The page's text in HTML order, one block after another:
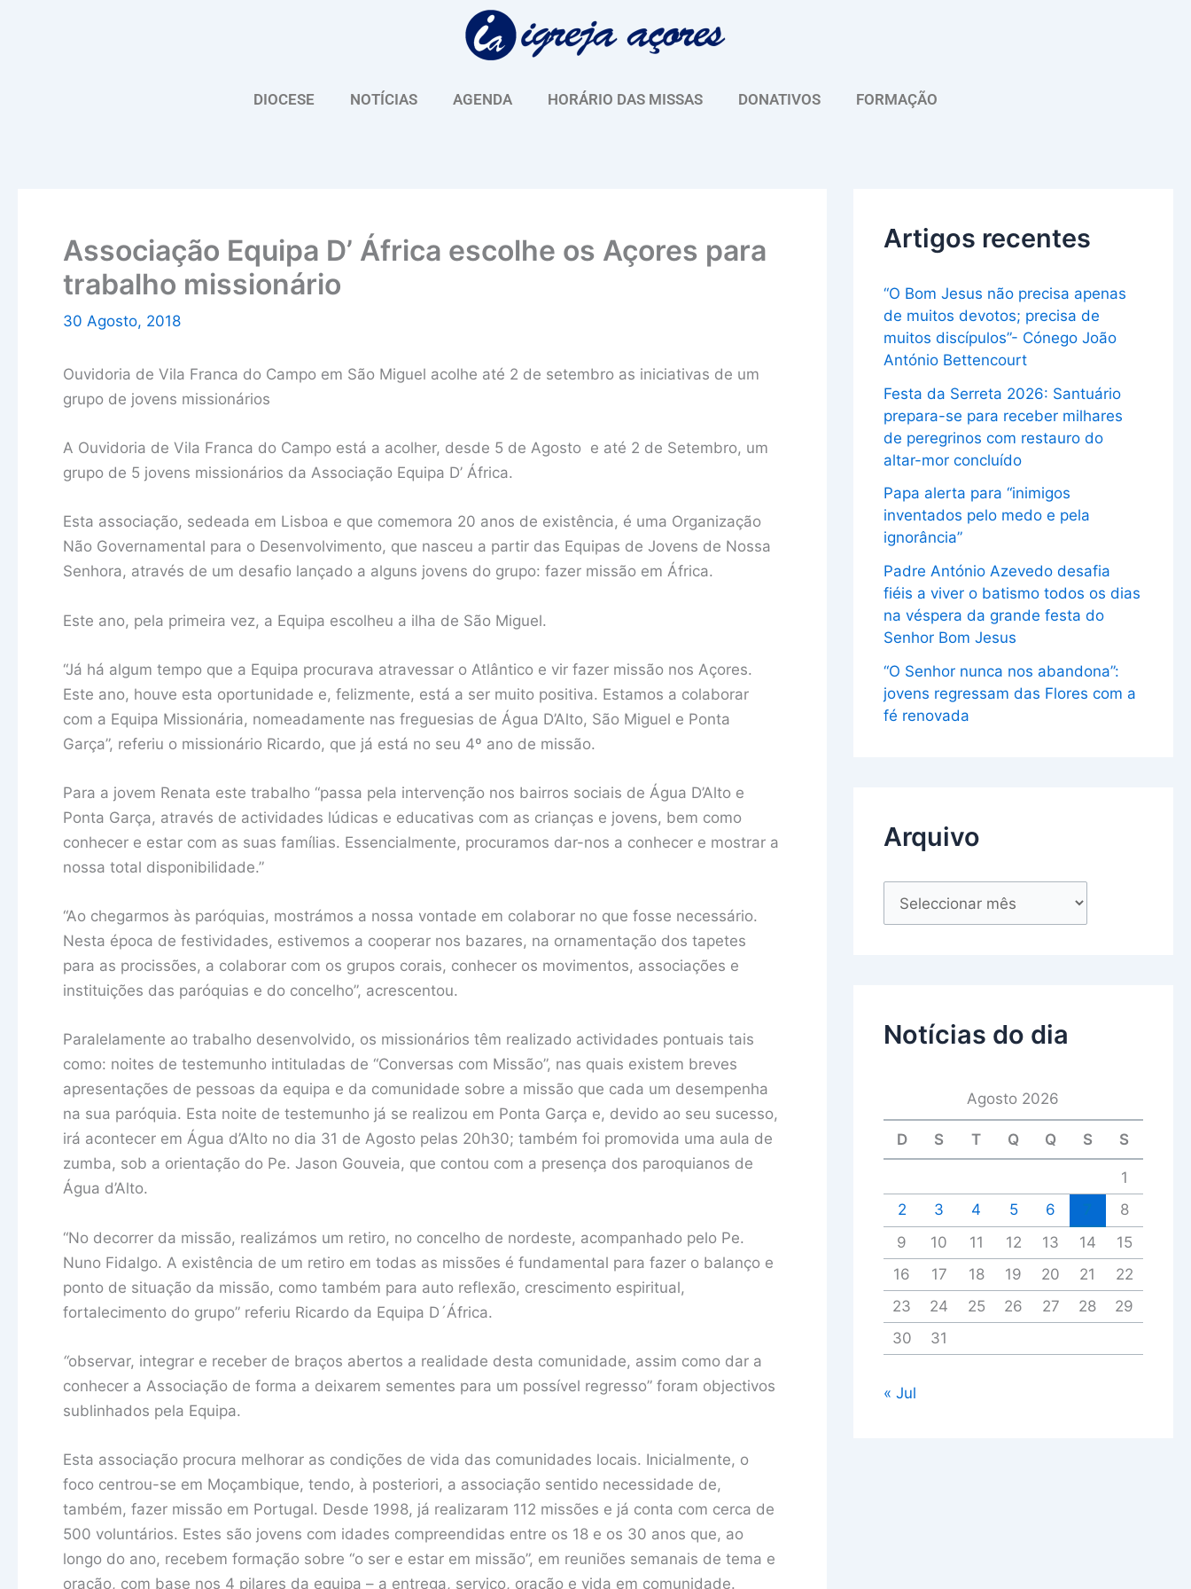
DIOCESE NOTÍCIAS AGENDA HORÁRIO DAS MISSAS DONATIVOS FORMAÇÃO
Associação Equipa D’ África escolhe os Açores para
trabalho missionário
30 Agosto, 2018
Ouvidoria de Vila Franca do Campo em São Miguel acolhe até 2 de setembro as iniciativas de um
grupo de jovens missionários
A Ouvidoria de Vila Franca do Campo está a acolher, desde 5 de Agosto e até 2 de Setembro, um
grupo de 5 jovens missionários da Associação Equipa D’ África.
Esta associação, sedeada em Lisboa e que comemora 20 anos de existência, é uma Organização
Não Governamental para o Desenvolvimento, que nasceu a partir das Equipas de Jovens de Nossa
Senhora, através de um desafio lançado a alguns jovens do grupo: fazer missão em África.
Este ano, pela primeira vez, a Equipa escolheu a ilha de São Miguel.
“Já há algum tempo que a Equipa procurava atravessar o Atlântico e vir fazer missão nos Açores.
Este ano, houve esta oportunidade e, felizmente, está a ser muito positiva. Estamos a colaborar
com a Equipa Missionária, nomeadamente nas freguesias de Água D’Alto, São Miguel e Ponta
Garça”, referiu o missionário Ricardo, que já está no seu 4º ano de missão.
Para a jovem Renata este trabalho “passa pela intervenção nos bairros sociais de Água D’Alto e
Ponta Garça, através de actividades lúdicas e educativas com as crianças e jovens, bem como
conhecer e estar com as suas famílias. Essencialmente, procuramos dar-nos a conhecer e mostrar a
nossa total disponibilidade.”
“Ao chegarmos às paróquias, mostrámos a nossa vontade em colaborar no que fosse necessário.
Nesta época de festividades, estivemos a cooperar nos bazares, na ornamentação dos tapetes
para as procissões, a colaborar com os grupos corais, conhecer os movimentos, associações e
instituições das paróquias e do concelho”, acrescentou.
Paralelamente ao trabalho desenvolvido, os missionários têm realizado actividades pontuais tais
como: noites de testemunho intituladas de “Conversas com Missão”, nas quais existem breves
apresentações de pessoas da equipa e da comunidade sobre a missão que cada um desempenha
na sua paróquia. Esta noite de testemunho já se realizou em Ponta Garça e, devido ao seu sucesso,
irá acontecer em Água d’Alto no dia 31 de Agosto pelas 20h30; também foi promovida uma aula de
zumba, sob a orientação do Pe. Jason Gouveia, que contou com a presença dos paroquianos de
Água d’Alto.
“No decorrer da missão, realizámos um retiro, no concelho de nordeste, acompanhado pelo Pe.
Nuno Fidalgo. A existência de um retiro em todas as missões é fundamental para fazer o balanço e
ponto de situação da missão, como também para auto reflexão, crescimento espiritual,
fortalecimento do grupo” referiu Ricardo da Equipa D´África.
“observar, integrar e receber de braços abertos a realidade desta comunidade, assim como dar a
conhecer a Associação de forma a deixarem sementes para um possível regresso” foram objectivos
sublinhados pela Equipa.
Esta associação procura melhorar as condições de vida das comunidades locais. Inicialmente, o
foco centrou-se em Moçambique, tendo, à posteriori, a associação sentido necessidade de,
também, fazer missão em Portugal. Desde 1998, já realizaram 112 missões e já conta com cerca de
500 voluntários. Estes são jovens com idades compreendidas entre os 18 e os 30 anos que, ao
longo do ano, recebem formação sobre “o ser e estar em missão”, em reuniões semanais de tema e
oração, com base nos 4 pilares da equipa – a entrega, serviço, oração e vida em comunidade.
Artigos recentes
“O Bom Jesus não precisa apenas
de muitos devotos; precisa de
muitos discípulos”- Cónego João
António Bettencourt
Festa da Serreta 2026: Santuário
prepara-se para receber milhares
de peregrinos com restauro do
altar-mor concluído
Papa alerta para “inimigos
inventados pelo medo e pela
ignorância”
Padre António Azevedo desafia
fiéis a viver o batismo todos os dias
na véspera da grande festa do
Senhor Bom Jesus
“O Senhor nunca nos abandona”:
jovens regressam das Flores com a
fé renovada
Arquivo
u
Notícias do dia
Agosto 2026
D S T Q Q S S
1
2
3 4 5 6
8
9
10 11 12 13 14
15
16
17 18 19 20 21
22
23
24 25 26 27 28
29
30
31
« Jul